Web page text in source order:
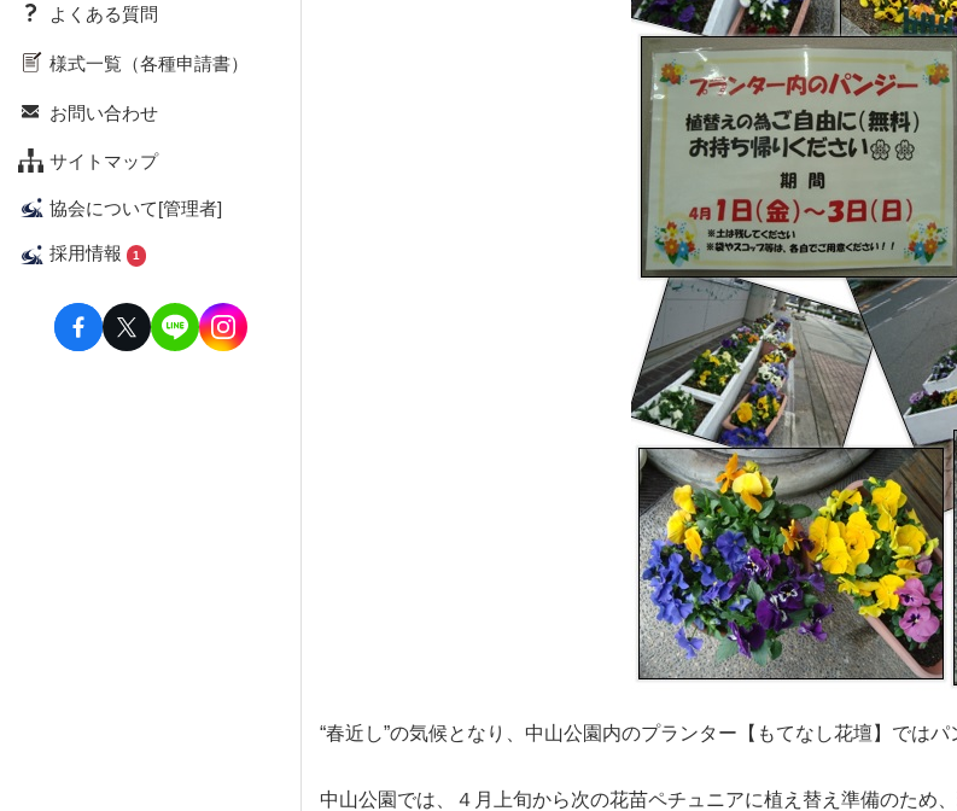
よくある質問
様式一覧（各種申請書）
お問い合わせ
サイトマップ
協会について[管理者]
採用情報 1
“春近し”の気候となり、中山公園内のプランター【もてなし花壇】ではパ
中山公園では、４月上旬から次の花苗ペチュニアに植え替え準備のため